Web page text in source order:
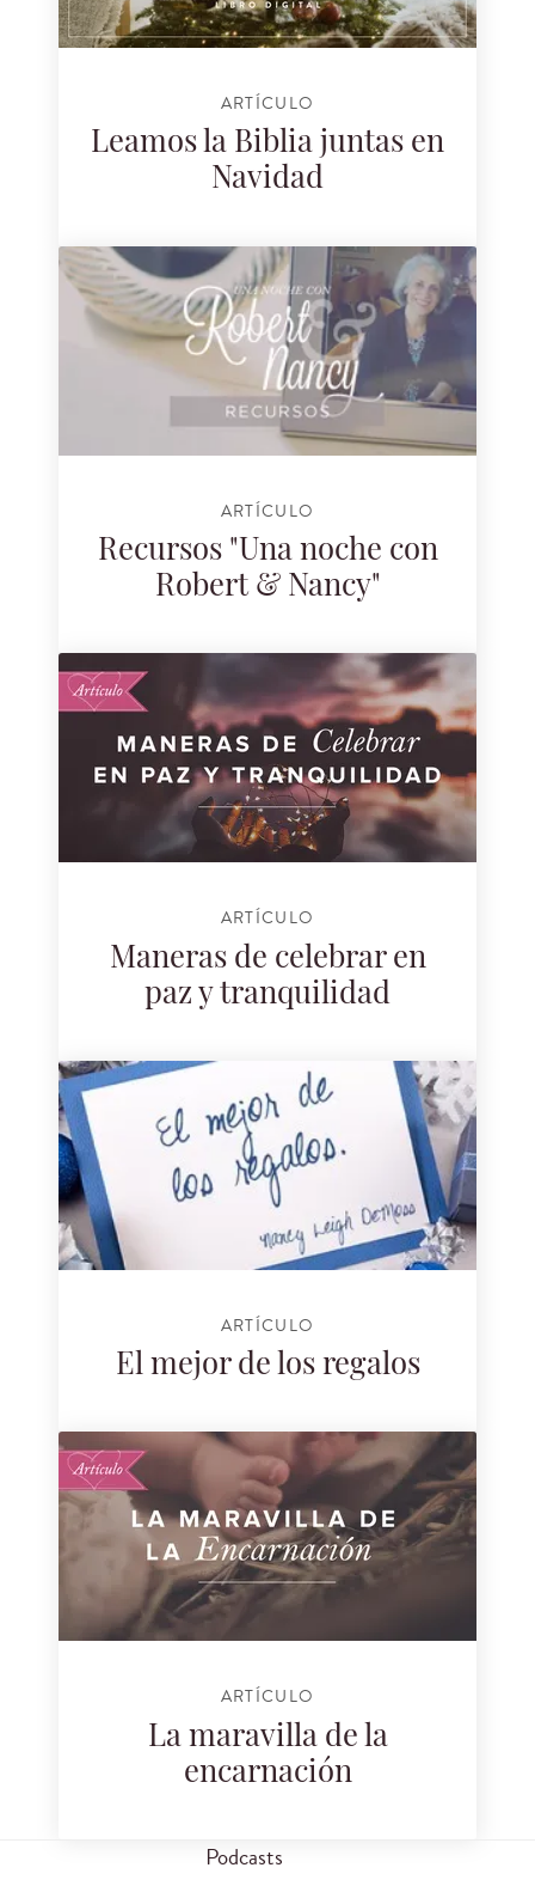
ARTÍCULO
Leamos la Biblia juntas en
Navidad
ARTÍCULO
Recursos "Una noche con
Robert & Nancy"
ARTÍCULO
Maneras de celebrar en
paz y tranquilidad
ARTÍCULO
El mejor de los regalos
ARTÍCULO
La maravilla de la
encarnación
Podcasts